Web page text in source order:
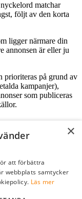
matchar
följt av den korta
ligger närmare din
annonsen är eller ju
prioriteras på grund av
kampanjer),
som publiceras
×
att förbättra
webbplats samtycker
Läs mer